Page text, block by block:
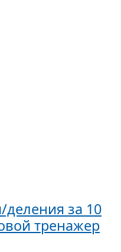
за 10
тренажер